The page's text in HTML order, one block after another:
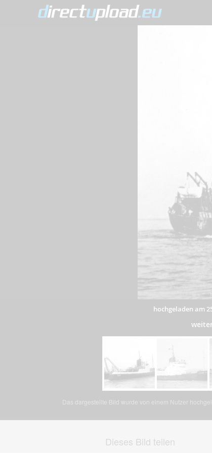
hochgeladen am
Das dargestellte Bild wurde von einem Nutzer
Dieses Bild teilen